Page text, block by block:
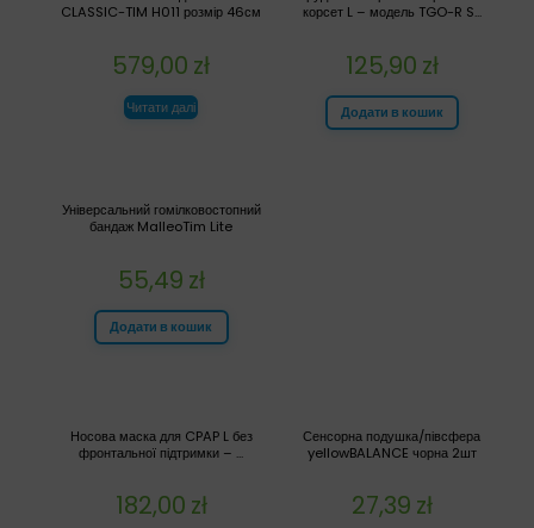
корсет L – модель TGO-R S...
125,90 zł
Додати в кошик
CLASSIC-TIM H011 розмір 46см
579,00 zł
Читати далі
Універсальний гомілковостопний
бандаж MalleoTim Lite
55,49 zł
Додати в кошик
Сенсорна подушка/півсфера
yellowBALANCE чорна 2шт
27,39 zł
Носова маска для CPAP L без
фронтальної підтримки – ...
182,00 zł